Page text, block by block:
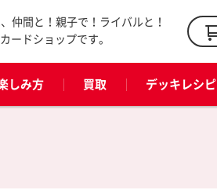
仲間と！親子で！ライバルと！
ードショップです。
しみ方 買取 デッキレシピ